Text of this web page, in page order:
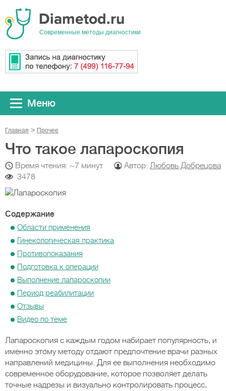
Cовременные методы диагностики
Меню
Главная Прочeе
Что такое лапароскопия
Время чтения: ~7 минут Автор: Любовь Добрецова
3478
Содержание
Области применения
Гинекологическая практика
Противопоказания
Подготовка к операции
Выполнение лапароскопии
Период реабилитации
Отзывы
Видео по теме
Лапароскопия с каждым годом набирает популярность, и
именно этому методу отдают предпочтение врачи разных
направлений медицины. Для ее выполнения необходимо
современное оборудование, которое позволяет делать
точные надрезы и визуально контролировать процесс,